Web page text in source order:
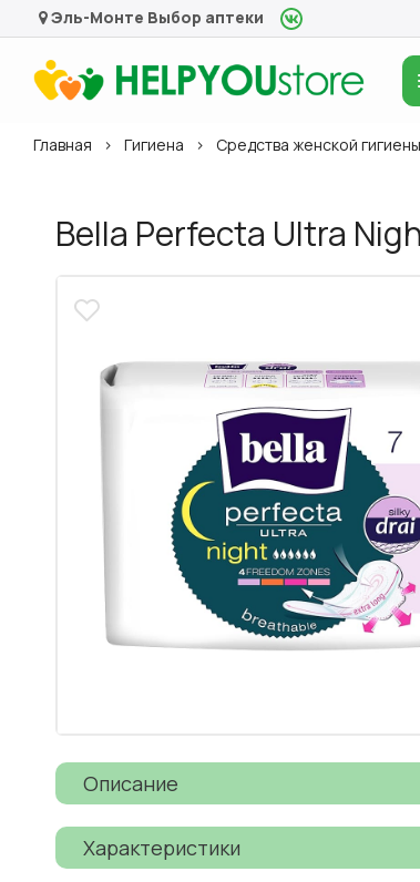
Эль-Монте Выбор аптеки
Главная Гигиена Средства женской гигиены
Bella Perfecta Ultra
Описание
Характеристики